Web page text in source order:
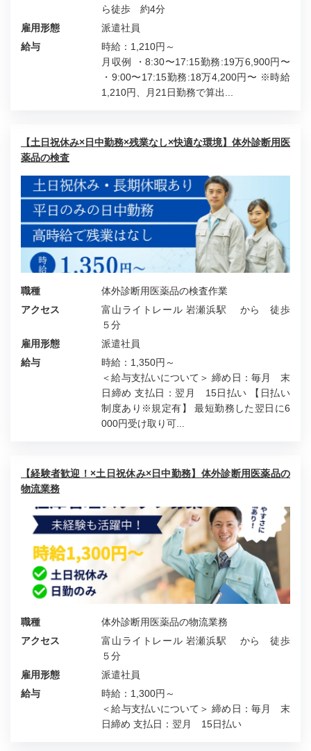
ら徒歩 約4分
雇用形態
派遣社員
給与
時給：1,210円～
月収例 ・8:30〜17:15勤務:19万6,900円〜
・9:00〜17:15勤務:18万4,200円〜 ※時給
1,210円、月21日勤務で算出...
【土日祝休み×日中勤務×残業なし×快適な環境】体外診断用医
薬品の検査
職種
体外診断用医薬品の検査作業
アクセス
富山ライトレール 岩瀬浜駅 から 徒歩
５分
雇用形態
派遣社員
給与
時給：1,350円～
＜給与支払いについて＞ 締め日：毎月 末
日締め 支払日：翌月 15日払い 【日払い
制度あり※規定有】 最短勤務した翌日に6
000円受け取り可...
【経験者歓迎！×土日祝休み×日中勤務】体外診断用医薬品の
物流業務
職種
体外診断用医薬品の物流業務
アクセス
富山ライトレール 岩瀬浜駅 から 徒歩
５分
雇用形態
派遣社員
給与
時給：1,300円～
＜給与支払いについて＞ 締め日：毎月 末
日締め 支払日：翌月 15日払い